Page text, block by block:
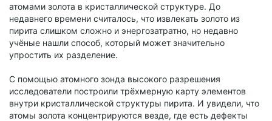
атомами золота в кристаллической структуре. До
недавнего времени считалось, что извлекать золото из
пирита слишком сложно и энергозатратно, но недавно
учёные нашли способ, который может значительно
упростить их разделение.
С помощью атомного зонда высокого разрешения
исследователи построили трёхмерную карту элементов
внутри кристаллической структуры пирита. И увидели, что
атомы золота концентрируются везде, где есть дефекты